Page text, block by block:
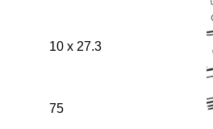
10 x 27.3
75